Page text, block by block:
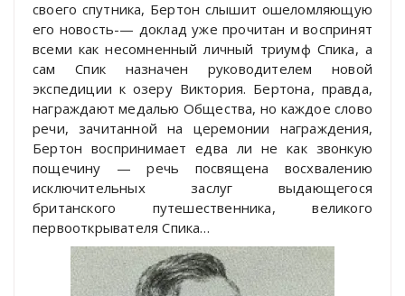
своего спутника, Бертон слышит ошеломляющую
его новость-— доклад уже прочитан и воспринят
всеми как несомненный личный триумф Спика, а
сам Спик назначен руководителем новой
экспедиции к озеру Виктория. Бертона, правда,
награждают медалью Общества, но каждое слово
речи, зачитанной на церемонии награждения,
Бертон воспринимает едва ли не как звонкую
пощечину — речь посвящена восхвалению
исключительных заслуг выдающегося
британского путешественника, великого
первооткрывателя Спика…